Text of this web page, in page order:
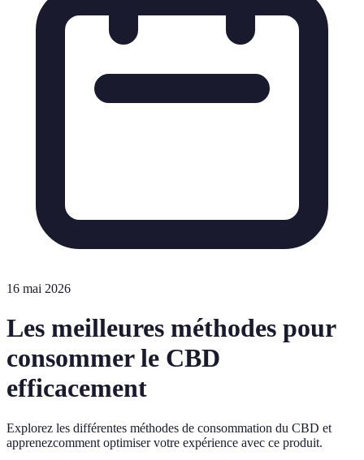
16 mai 2026
Les meilleures méthodes pour
consommer le CBD
efficacement
Explorez les différentes méthodes de consommation du CBD et
apprenezcomment optimiser votre expérience avec ce produit.